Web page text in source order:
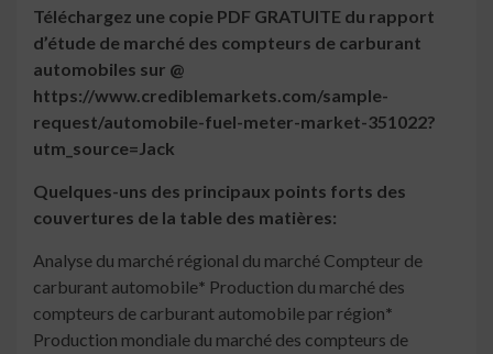
Téléchargez une copie PDF GRATUITE du rapport
d’étude de marché des compteurs de carburant
automobiles sur @
https://www.crediblemarkets.com/sample-
request/automobile-fuel-meter-market-351022?
utm_source=Jack
Quelques-uns des principaux points forts des
couvertures de la table des matières:
Analyse du marché régional du marché Compteur de
carburant automobile* Production du marché des
compteurs de carburant automobile par région*
Production mondiale du marché des compteurs de